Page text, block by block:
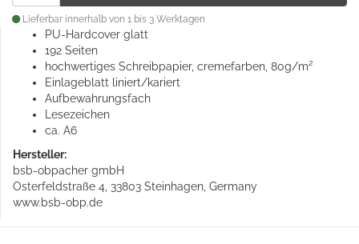
Lieferbar innerhalb von 1 bis 3 Werktagen
PU-Hardcover glatt
192 Seiten
hochwertiges Schreibpapier, cremefarben, 80g/m²
Einlageblatt liniert/kariert
Aufbewahrungsfach
Lesezeichen
ca. A6
Hersteller:
bsb-obpacher gmbH
Osterfeldstraße 4, 33803 Steinhagen, Germany
www.bsb-obp.de